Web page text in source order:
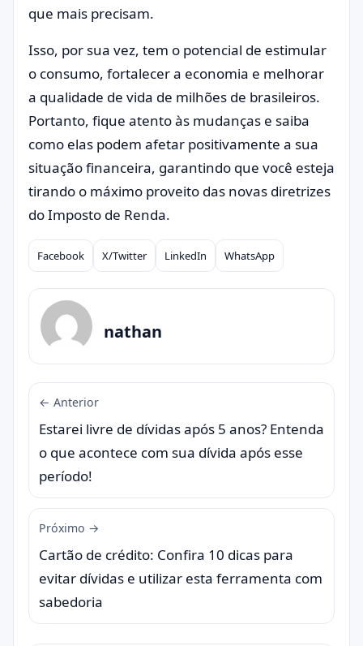
que mais precisam.
Isso, por sua vez, tem o potencial de estimular
o consumo, fortalecer a economia e melhorar
a qualidade de vida de milhões de brasileiros.
Portanto, fique atento às mudanças e saiba
como elas podem afetar positivamente a sua
situação financeira, garantindo que você esteja
tirando o máximo proveito das novas diretrizes
do Imposto de Renda.
Compartilhar
Facebook X/Twitter LinkedIn WhatsApp
nathan
← Anterior
Estarei livre de dívidas após 5 anos? Entenda
o que acontece com sua dívida após esse
período!
Próximo →
Cartão de crédito: Confira 10 dicas para
evitar dívidas e utilizar esta ferramenta com
sabedoria